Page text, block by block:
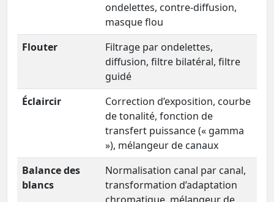
ondelettes, contre-diffusion,
masque flou
Flouter
Filtrage par ondelettes,
diffusion, filtre bilatéral, filtre
guidé
Éclaircir
Correction d’exposition, courbe
de tonalité, fonction de
transfert puissance (« gamma
»), mélangeur de canaux
Balance des
blancs
Normalisation canal par canal,
transformation d’adaptation